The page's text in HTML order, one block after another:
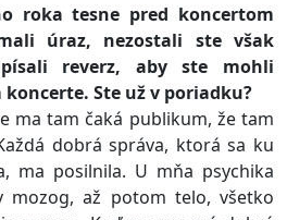
roka tesne pred koncertom
úraz, nezostali ste však
reverz, aby ste mohli
Ste už v poriadku?
ma tam čaká publikum, že tam
dobrá správa, ktorá sa ku
ma posilnila. U mňa psychika
mozog, až potom telo, všetko